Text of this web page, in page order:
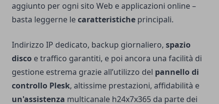
aggiunto per ogni sito Web e applicazioni online –
basta leggerne lecaratteristiche principali.
Indirizzo IP dedicato, backup giornaliero, spazio
disco e traffico garantiti, e poi ancora una facilità di
gestione estrema grazie all’utilizzo del pannello di
controllo Plesk, altissime prestazioni, affidabilità e
un'assistenza multicanale h24x7x365 da parte dei